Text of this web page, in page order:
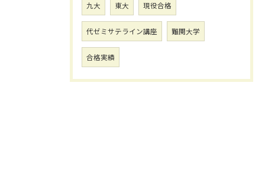
九大 東大 現役合格
代ゼミサテライン講座 難関大学
合格実績